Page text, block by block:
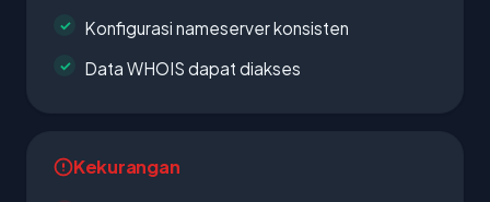
Konfigurasi nameserver konsisten
Data WHOIS dapat diakses
Kekurangan